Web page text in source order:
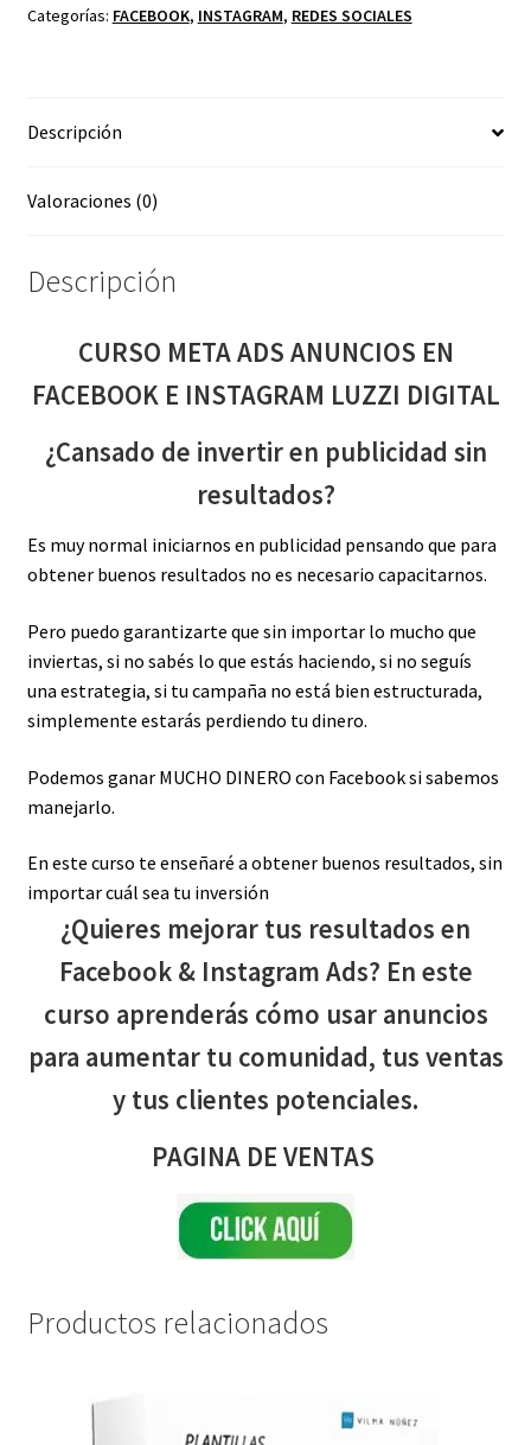
EN
LUZZI
cantidad
Categorías: FACEBOOK, INSTAGRAM, REDES SOCIALES
Descripción
Valoraciones (0)
Descripción
CURSO META ADS ANUNCIOS EN
FACEBOOK E INSTAGRAM LUZZI DIGITAL
¿Cansado de invertir en publicidad sin
resultados?
Es muy normal iniciarnos en publicidad pensando que para
obtener buenos resultados no es necesario capacitarnos.
Pero puedo garantizarte que sin importar lo mucho que
inviertas, si no sabés lo que estás haciendo, si no seguís
una estrategia, si tu campaña no está bien estructurada,
simplemente estarás perdiendo tu dinero.
Podemos ganar MUCHO DINERO con Facebook si sabemos
manejarlo.
En este curso te enseñaré a obtener buenos resultados, sin
importar cuál sea tu inversión
¿Quieres mejorar tus resultados en
Facebook & Instagram Ads? En este
curso aprenderás cómo usar anuncios
para aumentar tu comunidad, tus ventas
y tus clientes potenciales.
PAGINA DE VENTAS
Productos relacionados